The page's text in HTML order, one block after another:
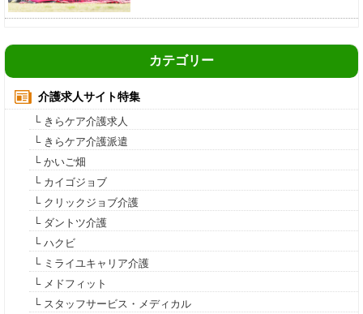
カテゴリー
介護求人サイト特集
└ きらケア介護求人
└ きらケア介護派遣
└ かいご畑
└ カイゴジョブ
└ クリックジョブ介護
└ ダントツ介護
└ ハクビ
└ ミライユキャリア介護
└ メドフィット
└ スタッフサービス・メディカル